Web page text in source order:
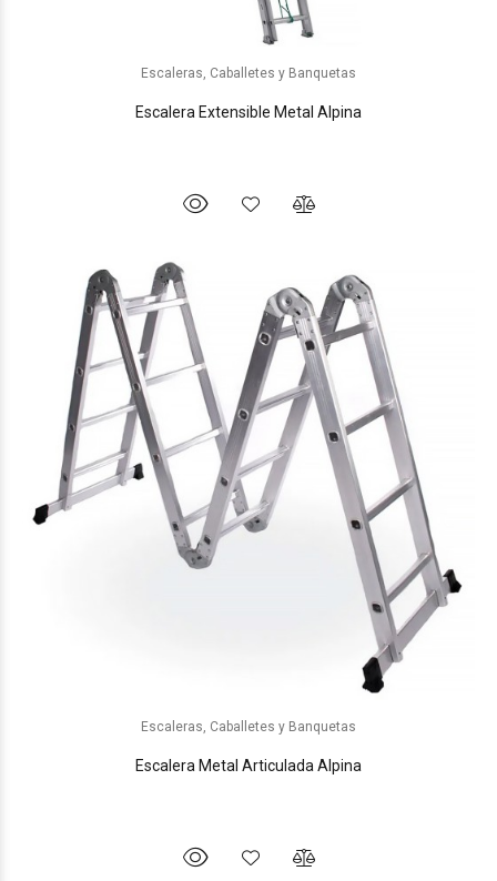
Escaleras, Caballetes y Banquetas
Escalera Extensible Metal Alpina
Escaleras, Caballetes y Banquetas
Escalera Metal Articulada Alpina